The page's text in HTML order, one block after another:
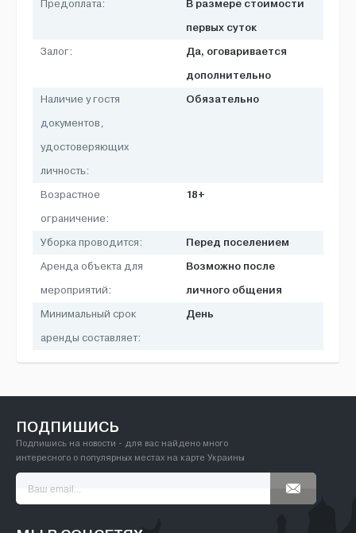
Предоплата:
В размере стоимости
первых суток
Залог:
Да, оговаривается
дополнительно
Наличие у гостя
документов,
удостоверяющих
личность:
Обязательно
Возрастное
ограничение:
18+
Уборка проводится: Перед поселением
Аренда объекта для
мероприятий:
Возможно после
личного общения
Минимальный срок
аренды составляет:
День
ПОДПИШИСЬ
Подпишись на новости - для вас найдено много
интересного о популярных местах на карте Украины